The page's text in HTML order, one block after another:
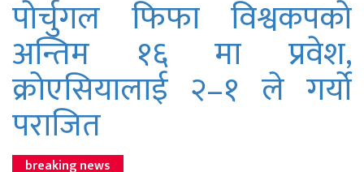
पोर्चुगल फिफा विश्वकपको
अन्तिम १६ मा प्रवेश,
क्रोएसियालाई २–१ ले गर्यो
पराजित
breaking news